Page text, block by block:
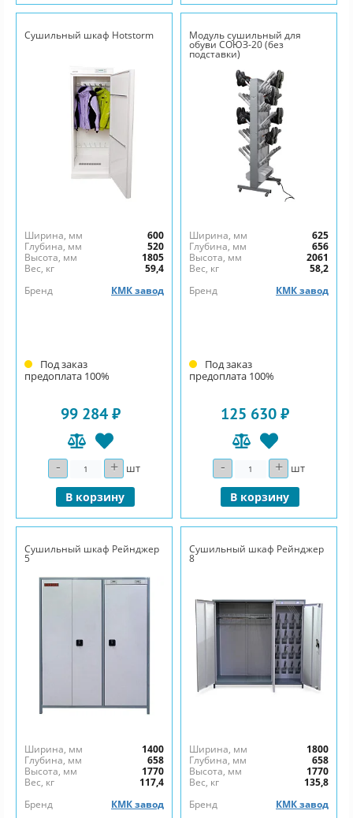
Сушильный шкаф Hotstorm
Ширина, мм
600
Глубина, мм
520
Высота, мм
1805
Вес, кг
59,4
Бренд
КМК завод
Под заказ
предоплата 100%
99 284 ₽
- Количество+ шт
В корзину
Модуль сушильный для
обуви СОЮЗ-20 (без
подставки)
Ширина, мм
625
Глубина, мм
656
Высота, мм
2061
Вес, кг
58,2
Бренд
КМК завод
Под заказ
предоплата 100%
125 630 ₽
- Количество+ шт
В корзину
Сушильный шкаф Рейнджер
5
Ширина, мм
1400
Глубина, мм
658
Высота, мм
1770
Вес, кг
117,4
Бренд
КМК завод
Сушильный шкаф Рейнджер
8
Ширина, мм
1800
Глубина, мм
658
Высота, мм
1770
Вес, кг
135,8
Бренд
КМК завод